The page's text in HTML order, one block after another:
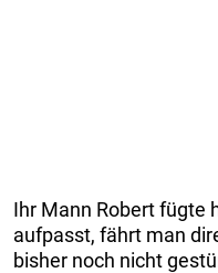
Ihr Mann Robert fügte
aufpasst, fährt man
bisher noch nicht